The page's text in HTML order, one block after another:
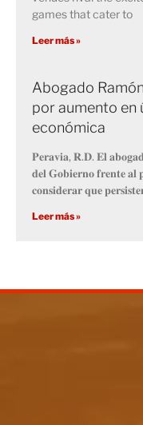
games that cater to
Leer más »
Abogado
por aumento en
económica
𝐏𝐞𝐫𝐚𝐯𝐢𝐚, 𝐑.𝐃. 𝐄𝐥
𝐝𝐞𝐥 𝐆𝐨𝐛𝐢𝐞𝐫𝐧𝐨 𝐟𝐫𝐞𝐧𝐭𝐞 𝐚𝐥
𝐜𝐨𝐧𝐬𝐢𝐝𝐞𝐫𝐚𝐫 𝐪𝐮𝐞
Leer más »